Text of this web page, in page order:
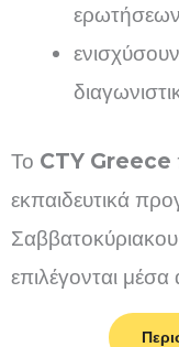
ερωτήσεων
Το CTY Greece
εκπαιδευτικά
επιλέγονται μέσα